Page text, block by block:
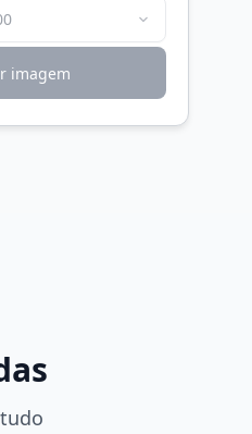
imagem